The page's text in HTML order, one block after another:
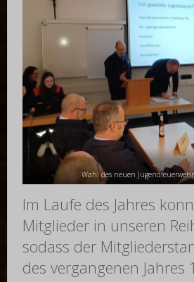
Wahl des neuen
Im Laufe des Jahres
Mitglieder in unseren
sodass der
des vergangenen Jahres